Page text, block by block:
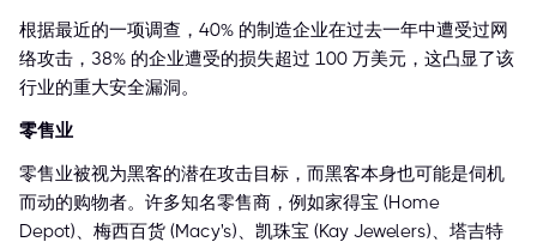
根据最近的一项调查，40% 的制造企业在过去一年中遭受过网
络攻击，38% 的企业遭受的损失超过 100 万美元，这凸显了该
行业的重大安全漏洞。
零售业
零售业被视为黑客的潜在攻击目标，而黑客本身也可能是伺机
而动的购物者。许多知名零售商，例如家得宝 (Home
Depot)、梅西百货 (Macy's)、凯珠宝 (Kay Jewelers)、塔吉特